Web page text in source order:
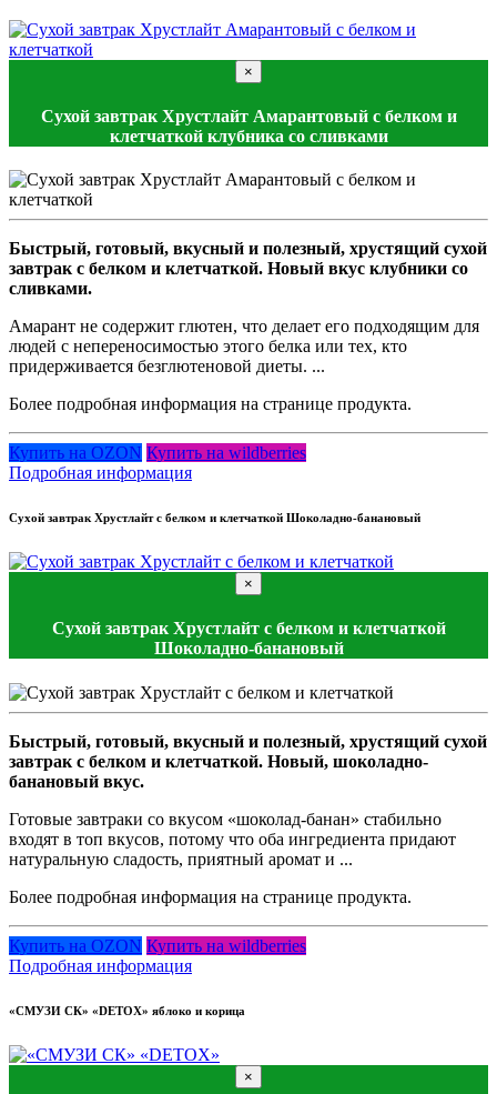
×
Сухой завтрак Хрустлайт Амарантовый с белком и
клетчаткой клубника со сливками
Быстрый, готовый, вкусный и полезный, хрустящий сухой
завтрак с белком и клетчаткой. Новый вкус клубники со
сливками.
Амарант не содержит глютен, что делает его подходящим для
людей с непереносимостью этого белка или тех, кто
придерживается безглютеновой диеты. ...
Более подробная информация на странице продукта.
Купить на OZON Купить на wildberries
Подробная информация
Сухой завтрак Хрустлайт с белком и клетчаткой Шоколадно-банановый
×
Сухой завтрак Хрустлайт с белком и клетчаткой
Шоколадно-банановый
Быстрый, готовый, вкусный и полезный, хрустящий сухой
завтрак с белком и клетчаткой. Новый, шоколадно-
банановый вкус.
Готовые завтраки со вкусом «шоколад-банан» стабильно
входят в топ вкусов, потому что оба ингредиента придают
натуральную сладость, приятный аромат и ...
Более подробная информация на странице продукта.
Купить на OZON Купить на wildberries
Подробная информация
«СМУЗИ СК» «DETOX» яблоко и корица
×